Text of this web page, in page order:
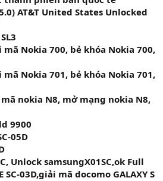
AT&T United States Unlocked
Nokia 700, bẻ khóa Nokia 700,
Nokia 701, bẻ khóa Nokia 701,
nokia N8, mở mạng nokia N8,
9900
05D
Unlock samsungX01SC,ok Full
SC-03D,giải mã docomo GALAXY S